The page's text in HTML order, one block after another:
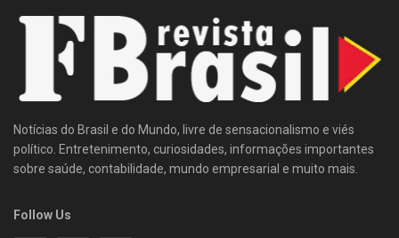
Notícias do Brasil e do Mundo, livre de sensacionalismo e viés
político. Entretenimento, curiosidades, informações importantes
sobre saúde, contabilidade, mundo empresarial e muito mais.
Follow Us